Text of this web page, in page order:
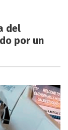
del
por un